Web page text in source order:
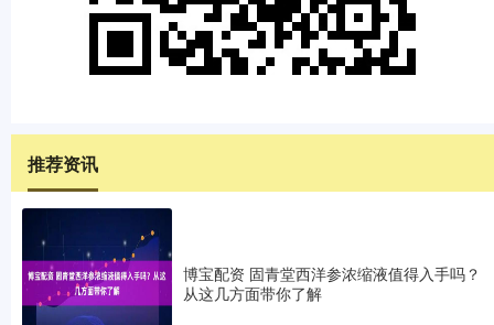
推荐资讯
博宝配资 固青堂西洋参浓缩液值得入手吗？
从这几方面带你了解